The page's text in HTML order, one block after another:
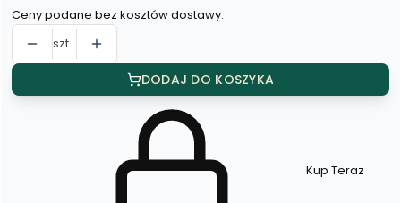
Ceny podane bez kosztów dostawy.
szt.
DODAJ DO KOSZYKA
Szybki Kup Teraz